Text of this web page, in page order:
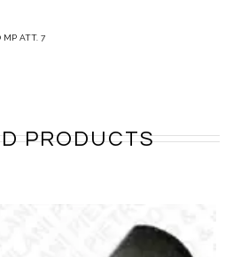
MP ATT. 7
PRODUCTS